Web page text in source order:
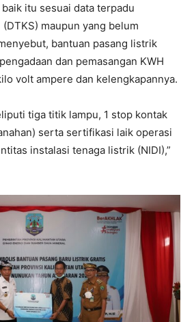
itu sesuai data terpadu
maupun yang belum
bantuan pasang listrik
dan pemasangan KWH
volt ampere dan kelengkapannya.
tiga titik lampu, 1 stop kontak
serta sertifikasi laik operasi
instalasi tenaga listrik (NIDI),”